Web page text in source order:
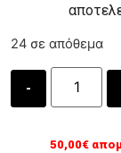
24 σε απόθεμα
50,00€